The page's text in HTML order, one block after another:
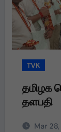
TVK
தமிழக
தளபதி
Mar